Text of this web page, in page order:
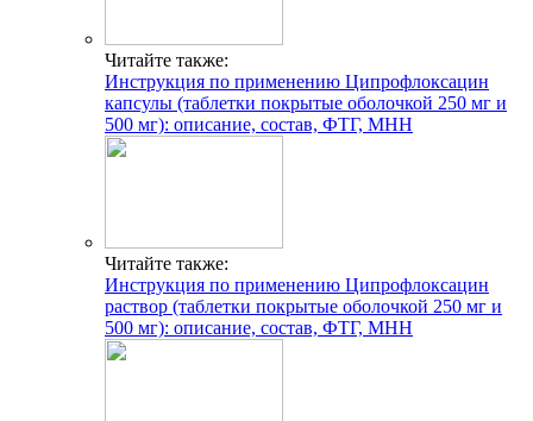
Читайте также:
Инструкция по применению Ципрофлоксацин
капсулы (таблетки покрытые оболочкой 250 мг и
500 мг): описание, состав, ФТГ, МНН
Читайте также:
Инструкция по применению Ципрофлоксацин
раствор (таблетки покрытые оболочкой 250 мг и
500 мг): описание, состав, ФТГ, МНН